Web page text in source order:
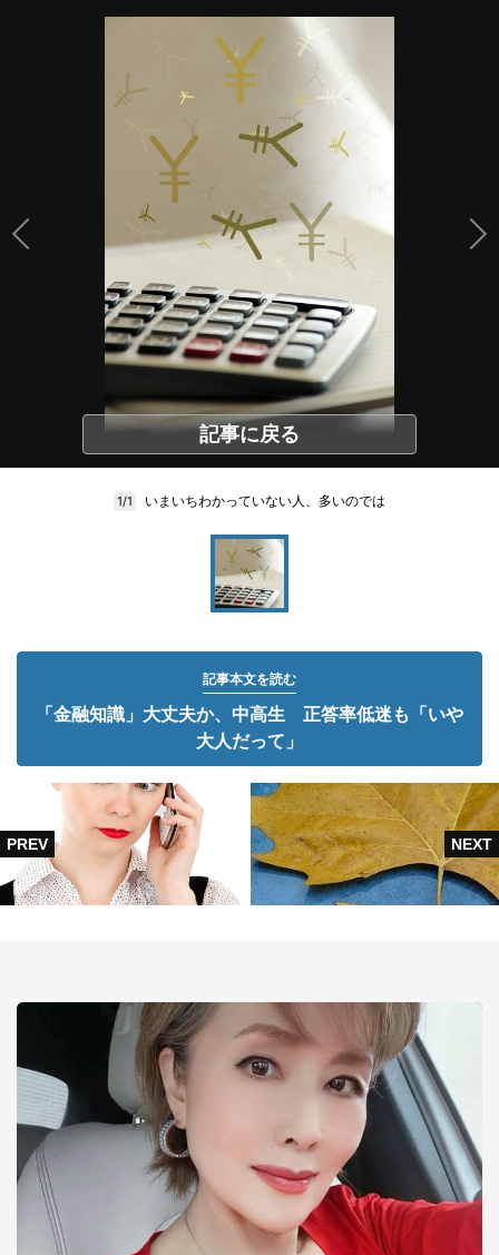
記事に戻る
1/1 いまいちわかっていない人、多いのでは
記事本文を読む
「金融知識」大丈夫か、中高生 正答率低迷も「いや
大人だって」